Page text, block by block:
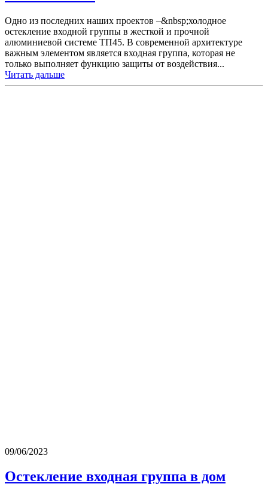
Одно из последних наших проектов –&nbsp;холодное
остекление входной группы в жесткой и прочной
алюминиевой системе ТП45. В современной архитектуре
важным элементом является входная группа, которая не
только выполняет функцию защиты от воздействия...
Читать дальше
09/06/2023
Остекление входная группа в дом